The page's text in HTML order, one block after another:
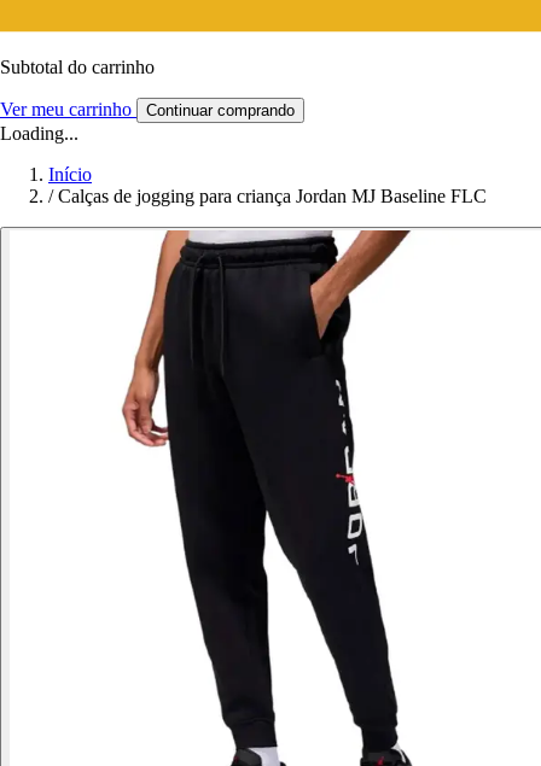
Subtotal do carrinho
Ver meu carrinho Continuar comprando
Loading...
Início
/ Calças de jogging para criança Jordan MJ Baseline FLC